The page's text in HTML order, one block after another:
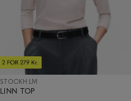
LINN TOP
STOCKH LM